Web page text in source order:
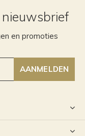
en promoties
AANMELDEN